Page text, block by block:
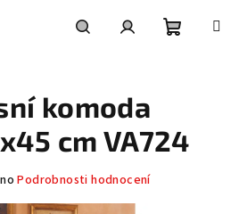
komoda
cm VA724
Podrobnosti hodnocení